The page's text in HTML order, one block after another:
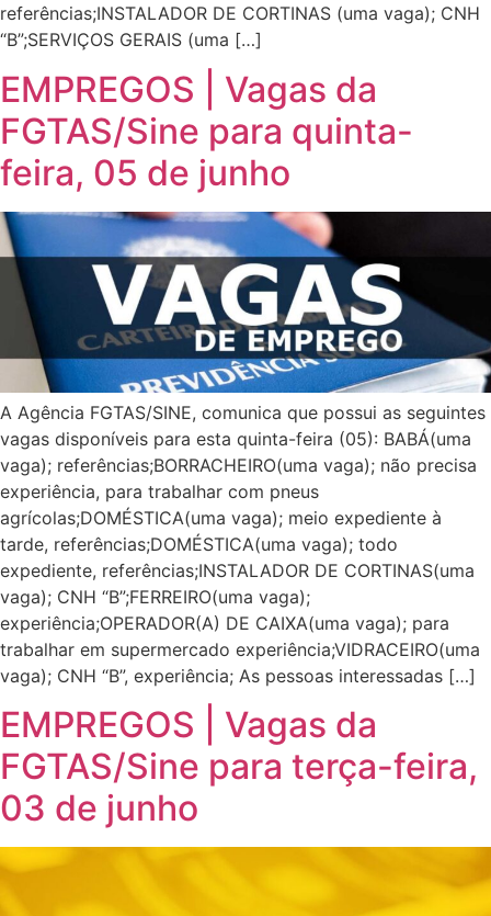
referências;INSTALADOR DE CORTINAS (uma vaga); CNH
“B”;SERVIÇOS GERAIS (uma […]
EMPREGOS | Vagas da
FGTAS/Sine para quinta-
feira, 05 de junho
A Agência FGTAS/SINE, comunica que possui as seguintes
vagas disponíveis para esta quinta-feira (05): BABÁ(uma
vaga); referências;BORRACHEIRO(uma vaga); não precisa
experiência, para trabalhar com pneus
agrícolas;DOMÉSTICA(uma vaga); meio expediente à
tarde, referências;DOMÉSTICA(uma vaga); todo
expediente, referências;INSTALADOR DE CORTINAS(uma
vaga); CNH “B”;FERREIRO(uma vaga);
experiência;OPERADOR(A) DE CAIXA(uma vaga); para
trabalhar em supermercado experiência;VIDRACEIRO(uma
vaga); CNH “B”, experiência; As pessoas interessadas […]
EMPREGOS | Vagas da
FGTAS/Sine para terça-feira,
03 de junho